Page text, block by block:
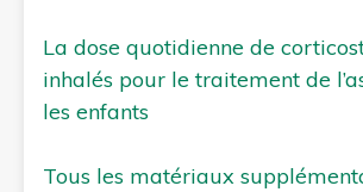
La dose quotidienne de
inhalés pour le traitement de
les enfants
Tous les matériaux